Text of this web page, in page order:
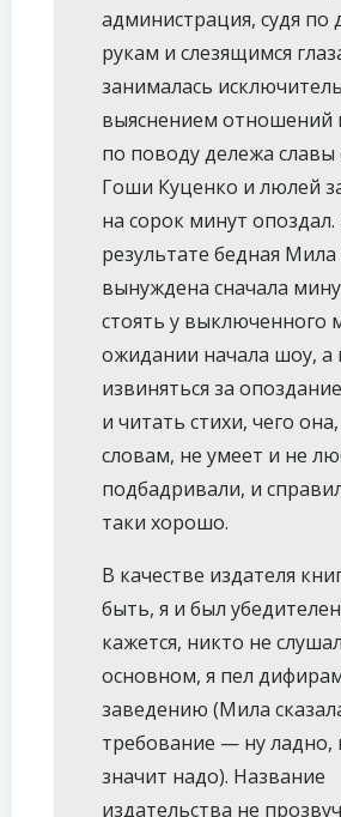
администрация, судя
рукам и слезящимся
занималась
выяснением отношений
по поводу дележа славы
Гоши Куценко и люлей
на сорок минут опоздал.
результате бедная
вынуждена сначала
стоять у выключенного
ожидании начала шоу, а
извиняться за
и читать стихи, чего
словам, не умеет и не
подбадривали, и
таки хорошо.
В качестве издателя
быть, я и был
кажется, никто не
основном, я пел
заведению (Мила
требование — ну ладно,
значит надо). Название
издательства не